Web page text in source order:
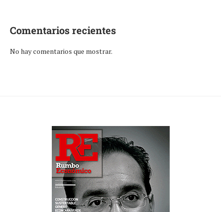
Comentarios recientes
No hay comentarios que mostrar.